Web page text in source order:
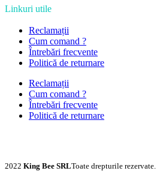
Linkuri utile
Reclamații
Cum comand ?
Întrebări frecvente
Politică de returnare
Reclamații
Cum comand ?
Întrebări frecvente
Politică de returnare
2022 King Bee SRLToate drepturile rezervate.